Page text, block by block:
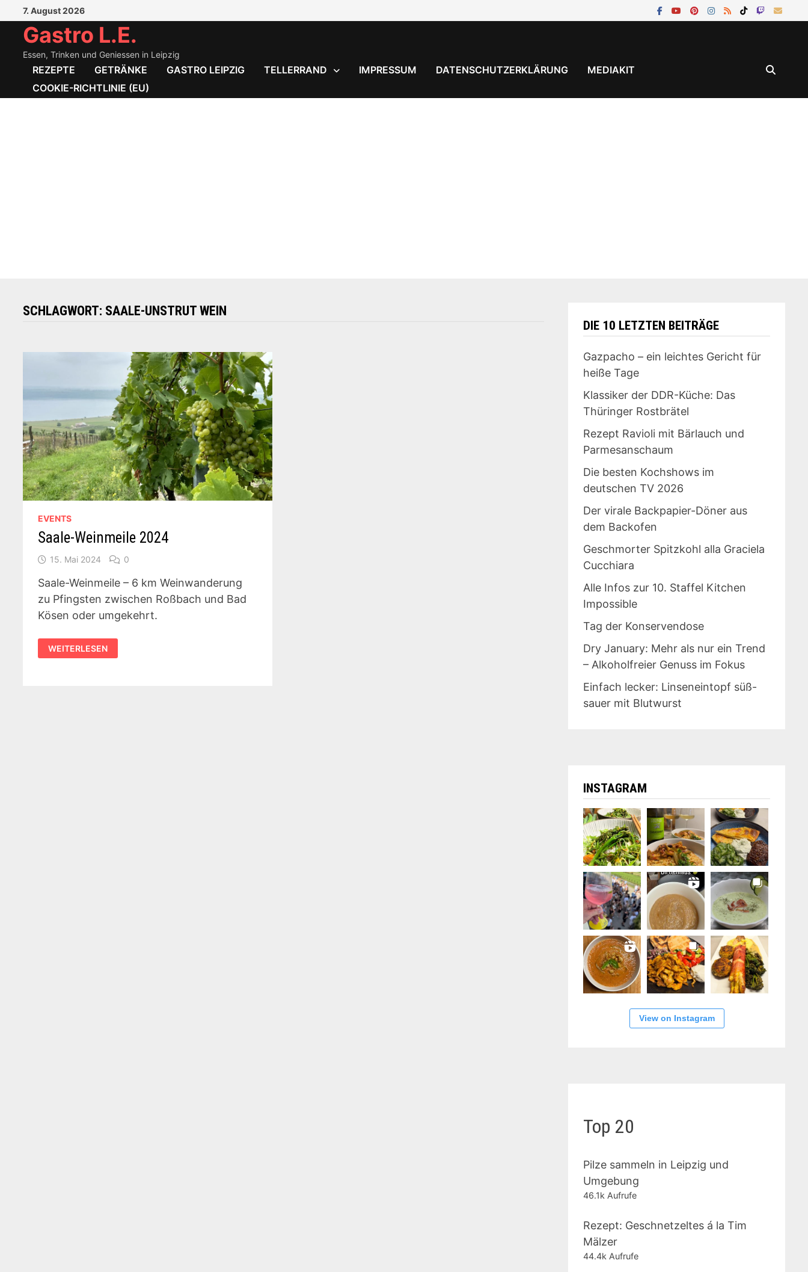
Inhalt
springen
7. August 2026
Gastro L.E.
Essen, Trinken und Geniessen in Leipzig
REZEPTE GETRÄNKE GASTRO LEIPZIG TELLERRAND IMPRESSUM DATENSCHUTZERKLÄRUNG
MEDIAKIT
COOKIE-RICHTLINIE (EU)
SCHLAGWORT: SAALE-UNSTRUT WEIN
EVENTS
Saale-Weinmeile 2024
15. Mai 2024 0
Saale-Weinmeile – 6 km Weinwanderung
zu Pfingsten zwischen Roßbach und Bad
Kösen oder umgekehrt.
SAALE-
WEINMEILE
2024
WEITERLESEN
DIE 10 LETZTEN BEITRÄGE
Gazpacho – ein leichtes Gericht für
heiße Tage
Klassiker der DDR-Küche: Das
Thüringer Rostbrätel
Rezept Ravioli mit Bärlauch und
Parmesanschaum
Die besten Kochshows im
deutschen TV 2026
Der virale Backpapier-Döner aus
dem Backofen
Geschmorter Spitzkohl alla Graciela
Cucchiara
Alle Infos zur 10. Staffel Kitchen
Impossible
Tag der Konservendose
Dry January: Mehr als nur ein Trend
– Alkoholfreier Genuss im Fokus
Einfach lecker: Linseneintopf süß-
sauer mit Blutwurst
INSTAGRAM
View on Instagram
Top 20
Pilze sammeln in Leipzig und
Umgebung
46.1k Aufrufe
Rezept: Geschnetzeltes á la Tim
Mälzer
44.4k Aufrufe